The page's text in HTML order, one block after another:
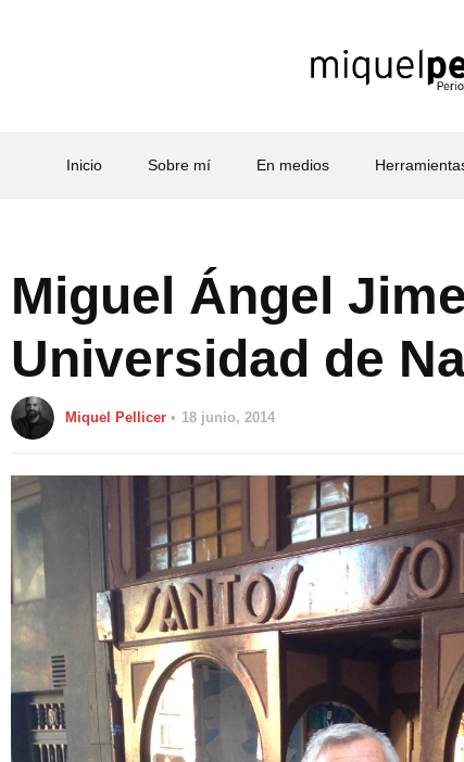
Inicio Sobre mí En medios
Miguel Ángel
Universidad de
Miquel Pellicer 18 junio, 2014